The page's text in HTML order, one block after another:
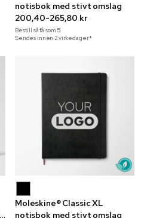
notisbok med stivt omslag
200,40-265,80 kr
Bestill så få som 5
Sendes innen 2 virkedager*
Moleskine® Classic XL
notisbok med stivt omslag